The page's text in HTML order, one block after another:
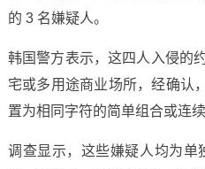
的 3 名嫌疑人。
韩国警方表示，这四人入侵的
宅或多用途商业场所，经确认
置为相同字符的简单组合或连
调查显示，这些嫌疑人均为单